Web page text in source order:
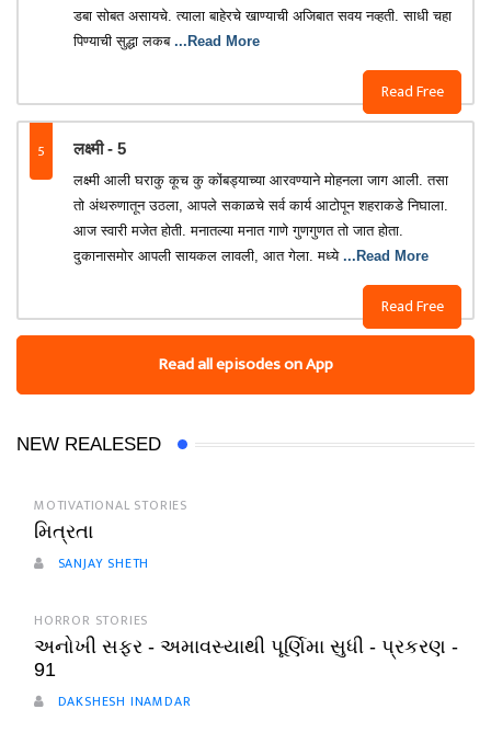
Read Free
डबा सोबत असायचे. त्याला बाहेरचे खाण्याची अजिबात सवय नव्हती. साधी चहा
पिण्याची सुद्धा लकब ...Read More
5 लक्ष्मी - 5
Read Free
लक्ष्मी आली घराकु कूच कु कोंबड्याच्या आरवण्याने मोहनला जाग आली. तसा
तो अंथरुणातून उठला, आपले सकाळचे सर्व कार्य आटोपून शहराकडे निघाला.
आज स्वारी मजेत होती. मनातल्या मनात गाणे गुणगुणत तो जात होता.
दुकानासमोर आपली सायकल लावली, आत गेला. मध्ये ...Read More
Read all episodes on App
NEW REALESED
MOTIVATIONAL STORIES
મિત્રતા
SANJAY SHETH
HORROR STORIES
અનોખી સફર - અમાવસ્યાથી પૂર્ણિમા સુધી - પ્રકરણ -
91
DAKSHESH INAMDAR